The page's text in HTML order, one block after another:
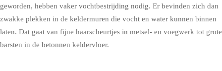
geworden, hebben vaker vochtbestrijding nodig. Er bevinden zich dan
zwakke plekken in de keldermuren die vocht en water kunnen binnen
laten. Dat gaat van fijne haarscheurtjes in metsel- en voegwerk tot grote
barsten in de betonnen keldervloer.